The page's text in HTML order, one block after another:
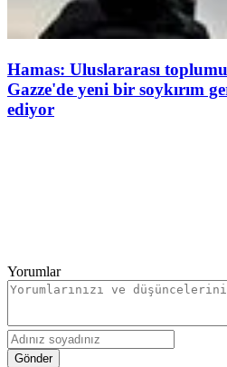
Hamas: Uluslararası
Gazze'de yeni bir soykırım
ediyor
Yorumlar
Gönder